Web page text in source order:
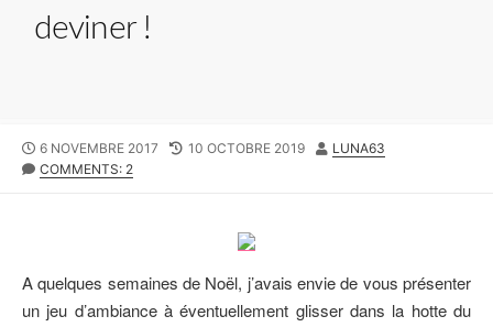
deviner !
P
U
E
D
6 NOVEMBRE 2017
L
D
I
F
10 OCTOBRE 2019
A
LUNA63
COMMENTS: 2
A quelques semaines de Noël, j’avais envie de vous présenter
un jeu d’ambiance à éventuellement glisser dans la hotte du